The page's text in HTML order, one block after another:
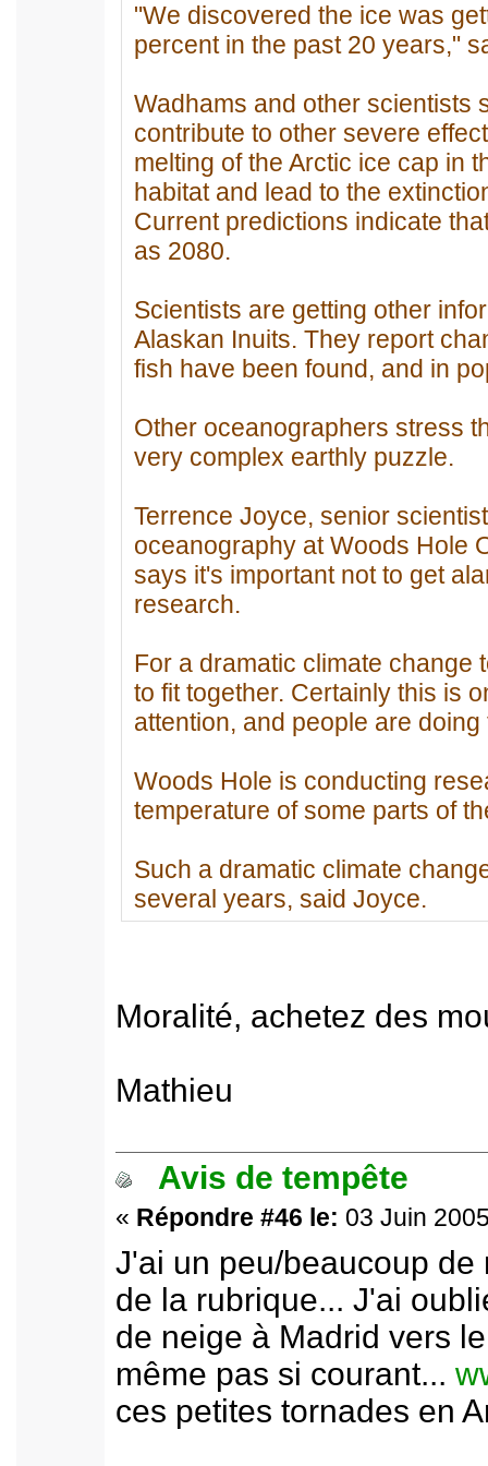
"We discovered the ice was
percent in the past 20 years,"
Wadhams and other scientists
contribute to other severe
melting of the Arctic ice cap in
habitat and lead to the
Current predictions indicate
as 2080.
Scientists are getting other
Alaskan Inuits. They report
fish have been found, and in
Other oceanographers stress
very complex earthly puzzle.
Terrence Joyce, senior
oceanography at Woods Hole
says it's important not to get
research.
For a dramatic climate change
to fit together. Certainly this is
attention, and people are doing
Woods Hole is conducting
temperature of some parts of
Such a dramatic climate
several years, said Joyce.
Moralité, achetez des
Mathieu
Avis de tempête
« Répondre #46 le: 03 Juin
J'ai un peu/beaucoup
de la rubrique... J'ai
de neige à Madrid vers
même pas si courant...
ces petites tornades en